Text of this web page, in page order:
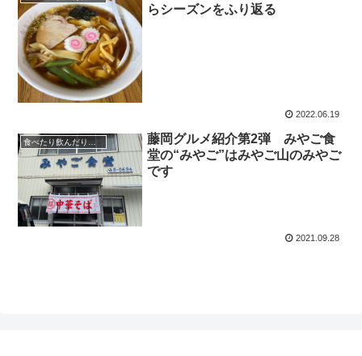
らシーズンをふり返る
2022.06.19
藤岡グルメ紹介第2弾 みやご食
堂の“みやご”はみやご山のみやご
です
2021.09.28